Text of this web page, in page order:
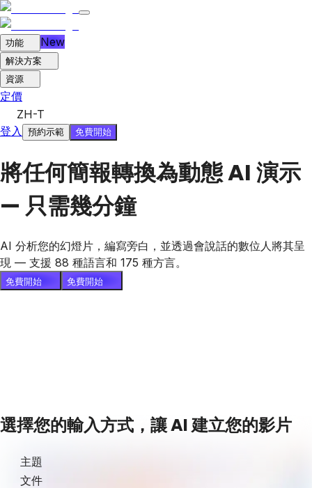
功能 New
解決方案
資源
定價
ZH-T
登入
預約示範 免費開始
將任何簡報轉換為動態 AI 演示
— 只需幾分鐘
AI 分析您的幻燈片，編寫旁白，並透過會說話的數位人將其呈
現 — 支援 88 種語言和 175 種方言。
免費開始 免費開始
選擇您的輸入方式，讓 AI 建立您的影片
主題
文件